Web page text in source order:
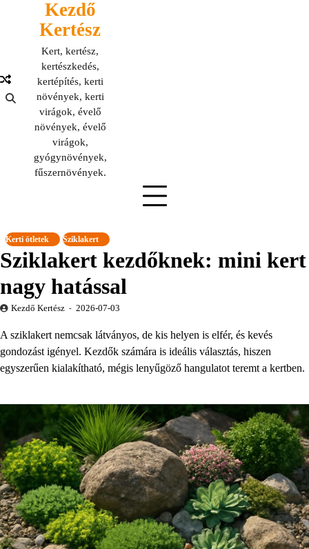
Kezdő
Kertész
Kert, kertész,
kertészkedés,
kertépítés, kerti
növények, kerti
virágok, évelő
növények, évelő
virágok,
gyógynövények,
fűszernövények.
Kerti ötletek Sziklakert
Sziklakert kezdőknek: mini kert
nagy hatással
Kezdő Kertész 2026-07-03
A sziklakert nemcsak látványos, de kis helyen is elfér, és kevés
gondozást igényel. Kezdők számára is ideális választás, hiszen
egyszerűen kialakítható, mégis lenyűgöző hangulatot teremt a kertben.